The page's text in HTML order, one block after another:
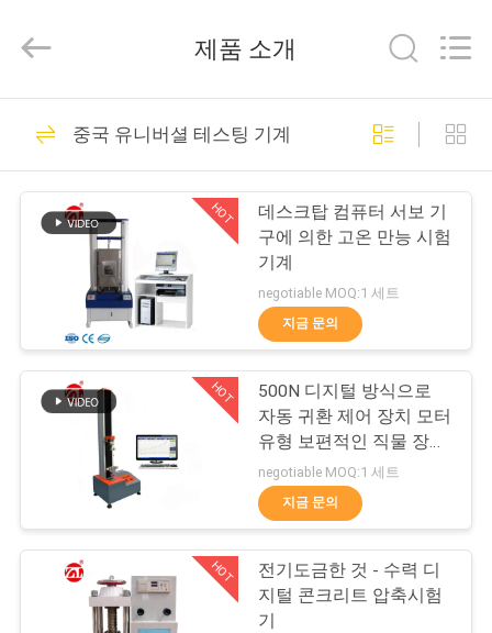
제
영
리
Dongguan
Zhongli
Co.,
고무 시험기
268
경화 프레스 기계
43
70
제품 소개
중국 유니버셜 테스팅 기계
HOT
데스크탑 컴퓨터 서보 기
구에 의한 고온 만능 시험
기계
negotiable MOQ:1 세트
지금 문의
HOT
500N 디지털 방식으로
자동 귀환 제어 장치 모터
유형 보편적인 직물 장력
강도 시험기
negotiable MOQ:1 세트
지금 문의
HOT
전기도금한 것 - 수력 디
지털 콘크리트 압축시험
기